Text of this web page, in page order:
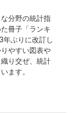
分野の統計指
冊子「ランキ
年ぶりに改訂し
やすい図表や
り交ぜ、統計
ます。